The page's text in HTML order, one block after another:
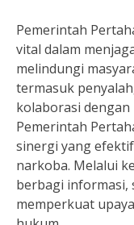
Pemerintah
vital dalam
melindungi
termasuk
kolaborasi
Pemerintah
sinergi yang
narkoba. Melalui
berbagi informasi,
memperkuat